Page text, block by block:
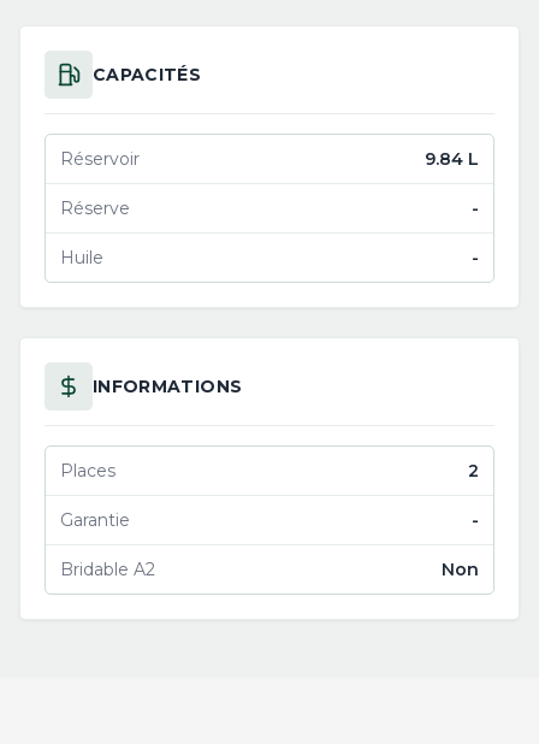
CAPACITÉS
Réservoir 9.84 L
Réserve -
Huile -
INFORMATIONS
Places 2
Garantie -
Bridable A2 Non